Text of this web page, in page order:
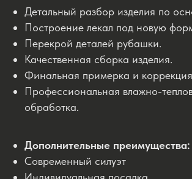
Детальный разбор изделия по
Построение лекал под новую
Перекрой деталей рубашки.
Качественная сборка изделия.
Финальная примерка и
Профессиональная влажно-
обработка.
Дополнительные преимущества:
Современный силуэт